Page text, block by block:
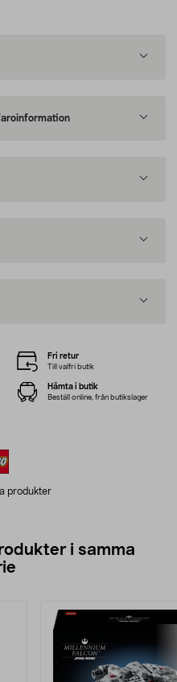
produkter
Fri retur
Till valfri butik
Hämta i butik
Beställ online, från butikslager
i samma